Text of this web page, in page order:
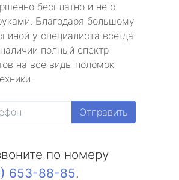
бесплатно и не с
Благодаря большому
у специалиста всегда
полный спектр
на все виды поломок
Отправить
по номеру
653-88-85.